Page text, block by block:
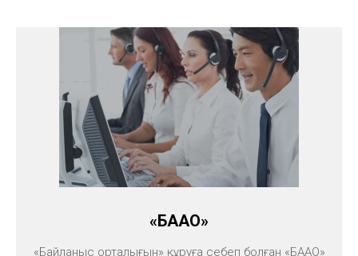
«БААО»
«Байланыс орталығын» құруға себеп болған «БААО»